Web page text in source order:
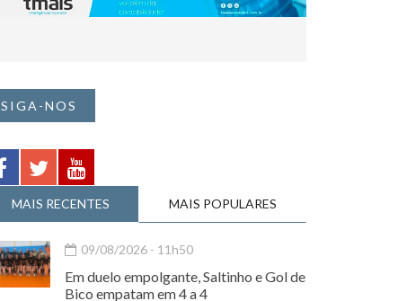
SIGA-NOS
MAIS RECENTES MAIS POPULARES
09/08/2026 - 11h50
Em duelo empolgante, Saltinho e Gol de
Bico empatam em 4 a 4